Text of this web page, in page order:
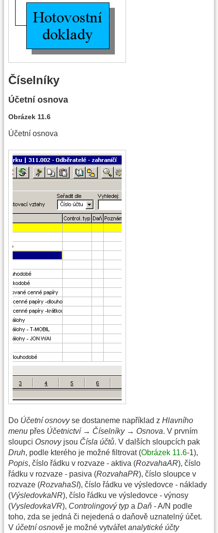
Číselníky
Účetní osnova
Obrázek 11.6
Účetní osnova
Do Účetní osnovyse dostaneme například z Hlavního
menu přes Účetnictví → Číselníky → Osnova. V prvním
sloupci Osnovyjsou Čísla účtů. V dalších sloupcích pak
Druh, podle kterého je možné filtrovat (Obrázek 11.6-1),
Popis, číslo řádku v rozvaze - aktiva (RozvahaAR), číslo
řádku v rozvaze - pasiva (RozvahaPR), číslo sloupce v
rozvaze (RozvahaSI), číslo řádku ve výsledovce - náklady
(VýsledovkaNR), číslo řádku ve výsledovce - výnosy
(VysledovkaVR), Controlingový typ a Daň - A/N podle
toho, zda se jedná či nejedená o daňově uznatelný účet.
V účetní osnově je možné vytvářetanalytické účty